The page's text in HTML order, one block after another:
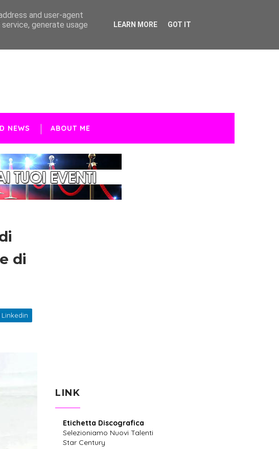
NEWS ABOUT ME
di
LINK
Etichetta Discografica
Selezioniamo Nuovi Talenti
Star Century
and user-agent
generate usage
LEARN MORE GOT IT